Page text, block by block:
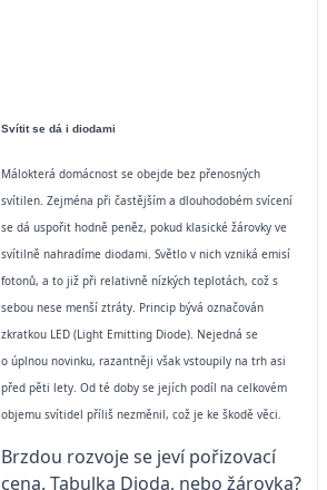
Svítit se dá i diodami
Málokterá domácnost se obejde bez přenosných
svítilen. Zejména při častějším a dlouhodobém svícení
se dá uspořit hodně peněz, pokud klasické žárovky ve
svítilně nahradíme diodami. Světlo v nich vzniká emisí
fotonů, a to již při relativně nízkých teplotách, což s
sebou nese menší ztráty. Princip bývá označován
zkratkou LED (Light Emitting Diode). Nejedná se
o úplnou novinku, razantněji však vstoupily na trh asi
před pěti lety. Od té doby se jejích podíl na celkovém
objemu svítidel příliš nezměnil, což je ke škodě věci.
Brzdou rozvoje se jeví pořizovací
cena. Tabulka Dioda, nebo žárovka?